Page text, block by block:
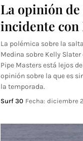
La opinión de
incidente con
La polémica sobre la
Medina sobre Kelly
Pipe Masters está lejos
opinión sobre la que es
la temporada.
Surf 30 Fecha: diciembre